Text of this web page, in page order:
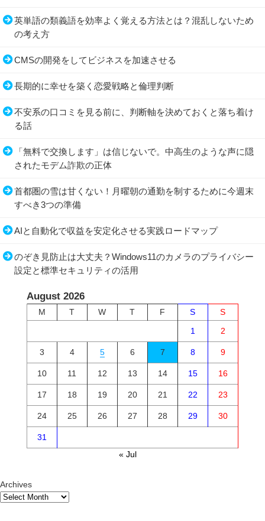
英単語の類義語を効率よく覚える方法とは？混乱しないため
の考え方
CMSの開発をしてビジネスを加速させる
長期的に幸せを築く恋愛戦略と倫理判断
不安系の口コミを見る前に、判断軸を決めておくと落ち着け
る話
「無料で交換します」は信じないで。中高生のような声に隠
されたモデム詐欺の正体
首都圏の雪は甘くない！月曜朝の通勤を制するために今週末
すべき3つの準備
AIと自動化で収益を安定化させる実践ロードマップ
のぞき見防止は大丈夫？Windows11のカメラのプライバシー
設定と標準セキュリティの活用
August 2026
M T W T F S
S
1
2
3 4 5 6 7 8 9
10 11 12 13 14 15 16
17 18 19 20 21 22 23
24 25 26 27 28 29 30
31
« Jul
Archives